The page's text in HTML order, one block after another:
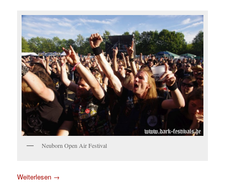
Neuborn Open Air Festival
Weiterlesen →